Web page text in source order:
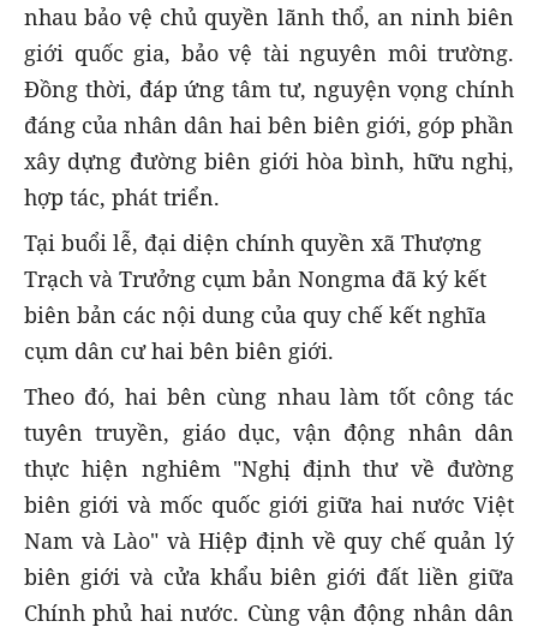
nhau bảo vệ chủ quyền lãnh thổ, an ninh biên
giới quốc gia, bảo vệ tài nguyên môi trường.
Đồng thời, đáp ứng tâm tư, nguyện vọng chính
đáng của nhân dân hai bên biên giới, góp phần
xây dựng đường biên giới hòa bình, hữu nghị,
hợp tác, phát triển.
Tại buổi lễ, đại diện chính quyền xã Thượng
Trạch và Trưởng cụm bản Nongma đã ký kết
biên bản các nội dung của quy chế kết nghĩa
cụm dân cư hai bên biên giới.
Theo đó, hai bên cùng nhau làm tốt công tác
tuyên truyền, giáo dục, vận động nhân dân
thực hiện nghiêm "Nghị định thư về đường
biên giới và mốc quốc giới giữa hai nước Việt
Nam và Lào" và Hiệp định về quy chế quản lý
biên giới và cửa khẩu biên giới đất liền giữa
Chính phủ hai nước. Cùng vận động nhân dân